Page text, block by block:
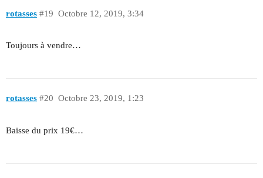
rotasses Octobre 12, 2019, 3:34
#19
Toujours à vendre…
rotasses Octobre 23, 2019, 1:23
#20
Baisse du prix 19€…